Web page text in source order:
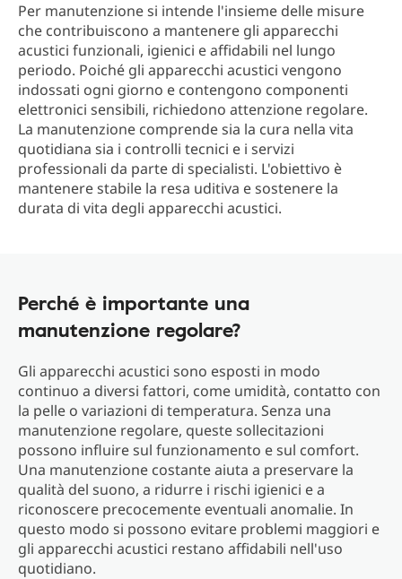
Per manutenzione si intende l'insieme delle misure
che contribuiscono a mantenere gli apparecchi
acustici funzionali, igienici e affidabili nel lungo
periodo. Poiché gli apparecchi acustici vengono
indossati ogni giorno e contengono componenti
elettronici sensibili, richiedono attenzione regolare.
La manutenzione comprende sia la cura nella vita
quotidiana sia i controlli tecnici e i servizi
professionali da parte di specialisti. L'obiettivo è
mantenere stabile la resa uditiva e sostenere la
durata di vita degli apparecchi acustici.
Perché è importante una
manutenzione regolare?
Gli apparecchi acustici sono esposti in modo
continuo a diversi fattori, come umidità, contatto con
la pelle o variazioni di temperatura. Senza una
manutenzione regolare, queste sollecitazioni
possono influire sul funzionamento e sul comfort.
Una manutenzione costante aiuta a preservare la
qualità del suono, a ridurre i rischi igienici e a
riconoscere precocemente eventuali anomalie. In
questo modo si possono evitare problemi maggiori e
gli apparecchi acustici restano affidabili nell'uso
quotidiano.